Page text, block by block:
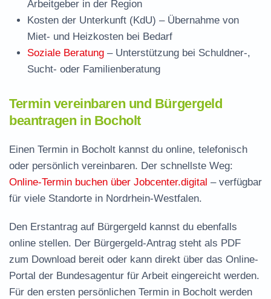
Arbeitgeber in der Region
Kosten der Unterkunft (KdU) – Übernahme von
Miet- und Heizkosten bei Bedarf
Soziale Beratung – Unterstützung bei Schuldner-,
Sucht- oder Familienberatung
Termin vereinbaren und Bürgergeld
beantragen in Bocholt
Einen Termin in Bocholt kannst du online, telefonisch
oder persönlich vereinbaren. Der schnellste Weg:
Online-Termin buchen über Jobcenter.digital – verfügbar
für viele Standorte in Nordrhein-Westfalen.
Den Erstantrag auf Bürgergeld kannst du ebenfalls
online stellen. Der Bürgergeld-Antrag steht als PDF
zum Download bereit oder kann direkt über das Online-
Portal der Bundesagentur für Arbeit eingereicht werden.
Für den ersten persönlichen Termin in Bocholt werden